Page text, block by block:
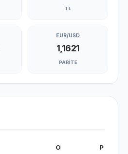
TL
EUR/USD
1,1621
PARITE
O P